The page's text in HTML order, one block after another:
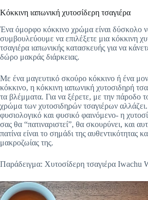
Κόκκινη ιαπωνική χυτοσίδερη τσαγιέρα
Ένα όμορφο κόκκινο χρώμα είναι δύσκολο
συμβουλεύουμε να επιλέξετε μια κόκκινη
τσαγιέρα ιαπωνικής κατασκευής για να
δώρο μακράς διάρκειας.
Με ένα μαγευτικό σκούρο κόκκινο ή ένα
κόκκινο, η κόκκινη ιαπωνική χυτοσιδηρή
τα βλέμματα. Για να ξέρετε, με την πάροδο
χρώμα των χυτοσιδηρών τσαγιέρων αλλάζει.
φυσιολογικό και φυσικό φαινόμενο- η
σας θα “πατιναριστεί”, θα σκουρύνει, και
πατίνα είναι το σημάδι της αυθεντικότητας
μακροζωίας της.
Παράδειγμα: Χυτοσίδερη τσαγιέρα Iwachu